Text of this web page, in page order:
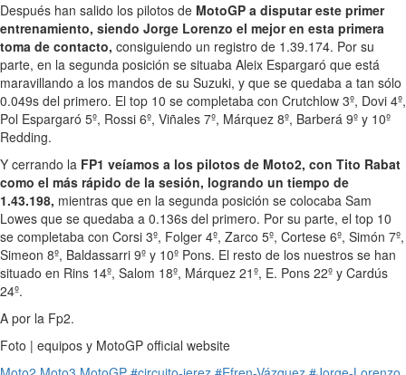
Después han salido los pilotos de MotoGP a disputar este primer
entrenamiento, siendo Jorge Lorenzo el mejor en esta primera
toma de contacto, consiguiendo un registro de 1.39.174. Por su
parte, en la segunda posición se situaba Aleix Espargaró que está
maravillando a los mandos de su Suzuki, y que se quedaba a tan sólo
0.049s del primero. El top 10 se completaba con Crutchlow 3º, Dovi 4º,
Pol Espargaró 5º, Rossi 6º, Viñales 7º, Márquez 8º, Barberá 9º y 10º
Redding.
Y cerrando la FP1 veíamos a los pilotos de Moto2, con Tito Rabat
como el más rápido de la sesión, logrando un tiempo de
1.43.198, mientras que en la segunda posición se colocaba Sam
Lowes que se quedaba a 0.136s del primero. Por su parte, el top 10
se completaba con Corsi 3º, Folger 4º, Zarco 5º, Cortese 6º, Simón 7º,
Simeon 8º, Baldassarri 9º y 10º Pons. El resto de los nuestros se han
situado en Rins 14º, Salom 18º, Márquez 21º, E. Pons 22º y Cardús
24º.
A por la Fp2.
Foto | equipos y MotoGP official website